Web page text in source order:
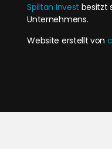
Spiltan Invest besitzt
Unternehmens.
Website erstellt von